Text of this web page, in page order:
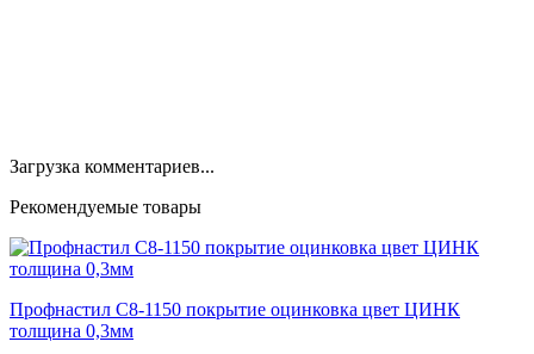
Загрузка комментариев...
Рекомендуемые товары
Профнастил С8-1150 покрытие оцинковка цвет ЦИНК
толщина 0,3мм